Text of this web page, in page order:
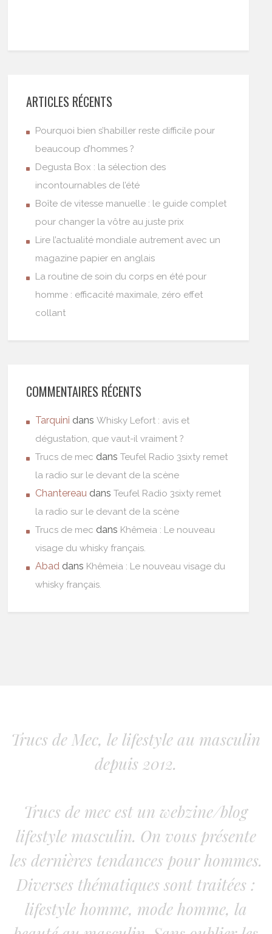
ARTICLES RÉCENTS
Pourquoi bien s’habiller reste difficile pour
beaucoup d’hommes ?
Degusta Box : la sélection des
incontournables de l’été
Boîte de vitesse manuelle : le guide complet
pour changer la vôtre au juste prix
Lire l’actualité mondiale autrement avec un
magazine papier en anglais
La routine de soin du corps en été pour
homme : efficacité maximale, zéro effet
collant
COMMENTAIRES RÉCENTS
Tarquini dansWhisky Lefort : avis et
dégustation, que vaut-il vraiment ?
Trucs de mec dansTeufel Radio 3sixty remet
la radio sur le devant de la scène
Chantereau dansTeufel Radio 3sixty remet
la radio sur le devant de la scène
Trucs de mec dans Khêmeia : Le nouveau
visage du whisky français.
Abad dans Khêmeia : Le nouveau visage du
whisky français.
Trucs de Mec, le lifestyle au masculin
depuis 2012.
Trucs de mec est un webzine/blog
lifestyle masculin. On vous présente
les dernières tendances pour hommes.
Diverses thématiques sont traitées :
lifestyle homme, mode homme, la